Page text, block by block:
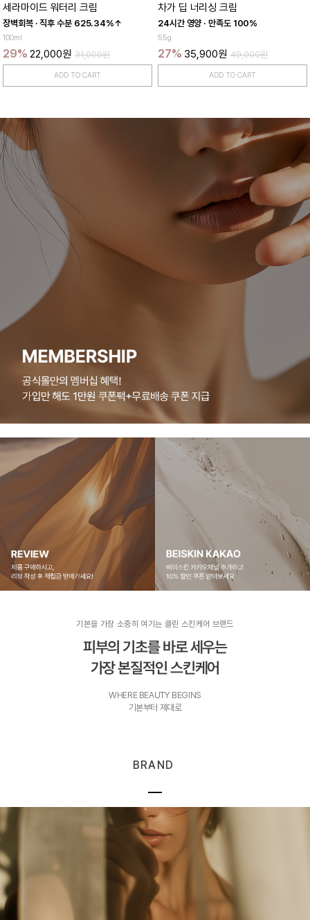
세라마이드 워터리 크림
장벽회복 · 직후 수분 625.34%↑
100ml
29% 22,000원 31,000원
ADD TO CART
차가 딥 너리싱 크림
24시간 영양 · 만족도 100%
55g
27% 35,900원 49,000원
ADD TO CART
기본을 가장 소중히 여기는 클린 스킨케어 브랜드
피부의 기초를 바로 세우는
가장 본질적인 스킨케어
WHERE BEAUTY BEGINS
기본부터 제대로
BRAND